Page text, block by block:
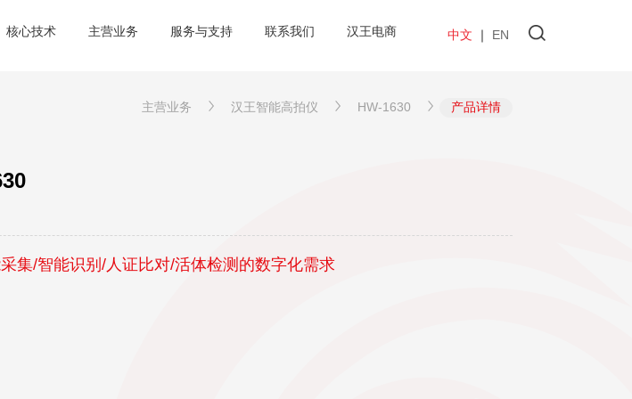
核心技术 主营业务 服务与支持 联系我们 汉王电商 中文 ｜ EN
主营业务 汉王智能高拍仪 HW-1630 产品详情
集/智能识别/人证比对/活体检测的数字化需求